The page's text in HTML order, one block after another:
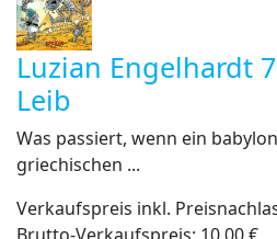
Luzian Engelhardt
Leib
Was passiert, wenn ein
griechischen ...
Verkaufspreis inkl.